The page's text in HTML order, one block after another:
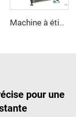
Machine à étiqueter les flacons de shampooing et bouteilles de vin avec étiquettes des deux côtés
pour une